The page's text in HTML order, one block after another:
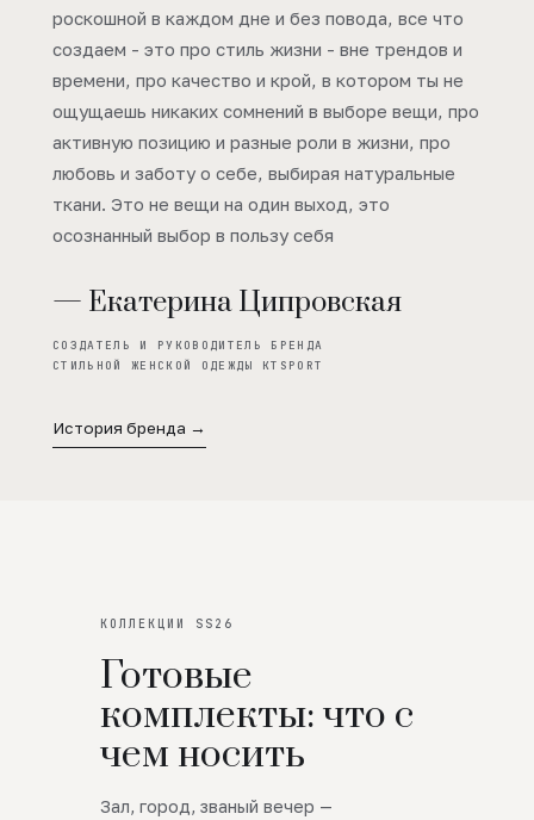
роскошной в каждом дне и без повода, все что
создаем - это про стиль жизни - вне трендов и
времени, про качество и крой, в котором ты не
ощущаешь никаких сомнений в выборе вещи, про
активную позицию и разные роли в жизни, про
любовь и заботу о себе, выбирая натуральные
ткани. Это не вещи на один выход, это
осознанный выбор в пользу себя
— Екатерина Ципровская
СОЗДАТЕЛЬ И РУКОВОДИТЕЛЬ БРЕНДА
СТИЛЬНОЙ ЖЕНСКОЙ ОДЕЖДЫ KTSPORT
История бренда →
КОЛЛЕКЦИИ SS26
Готовые
комплекты: что с
чем носить
Зал, город, званый вечер —